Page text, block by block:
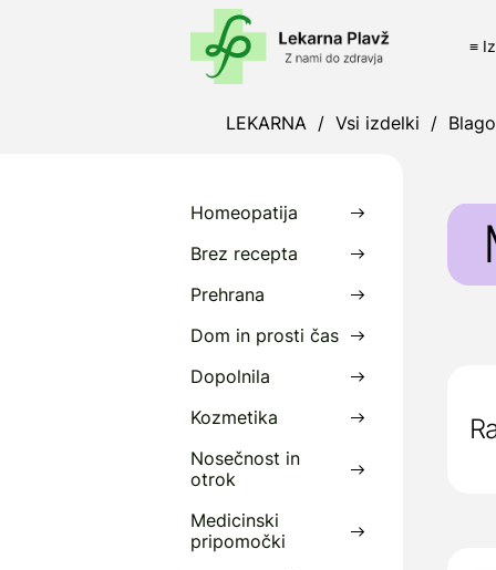
≡
LEKARNA / Vsi izdelki /
Homeopatija
Brez recepta
Prehrana
Dom in prosti čas
Dopolnila
Kozmetika
Nosečnost in
otrok
Medicinski
pripomočki